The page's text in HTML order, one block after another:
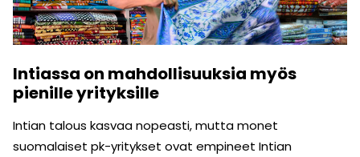
Intiassa on mahdollisuuksia myös
pienille yrityksille
Intian talous kasvaa nopeasti, mutta monet
suomalaiset pk-yritykset ovat empineet Intian